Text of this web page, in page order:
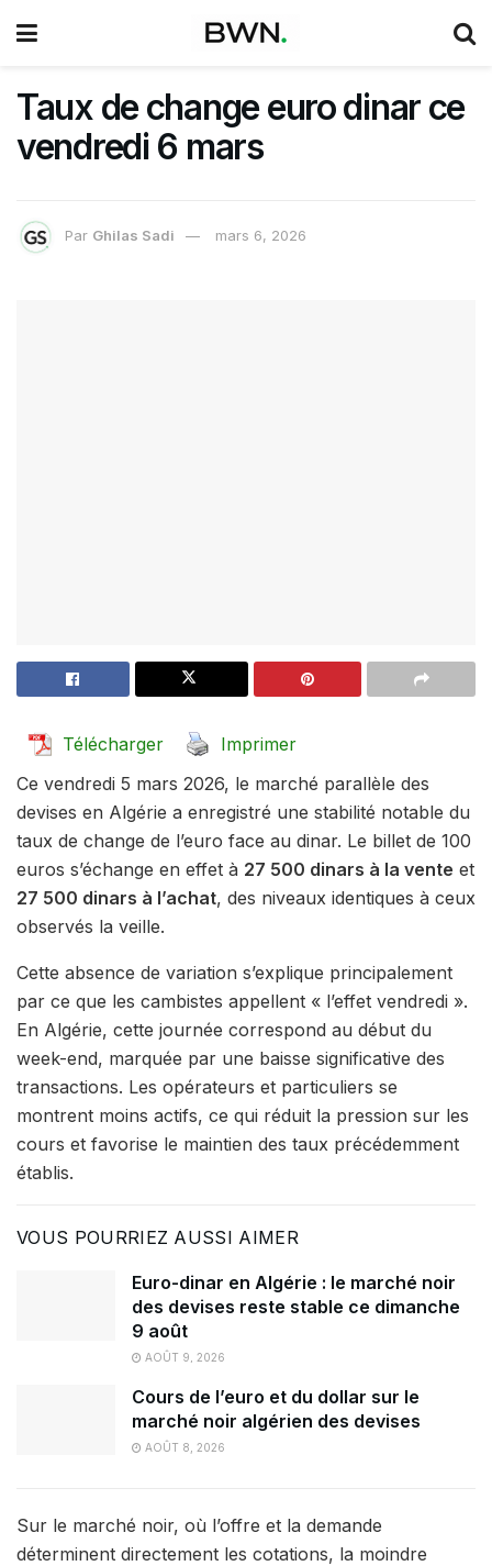
Taux de change euro dinar ce
vendredi 6 mars
Par Ghilas Sadi mars 6, 2026
Télécharger
Imprimer
Ce vendredi 5 mars 2026, le marché parallèle des
devises en Algérie a enregistré une stabilité notable du
taux de change de l’euro face au dinar. Le billet de 100
euros s’échange en effet à 27 500 dinars à la vente et
27 500 dinars à l’achat, des niveaux identiques à ceux
observés la veille.
Cette absence de variation s’explique principalement
par ce que les cambistes appellent « l’effet vendredi ».
En Algérie, cette journée correspond au début du
week-end, marquée par une baisse significative des
transactions. Les opérateurs et particuliers se
montrent moins actifs, ce qui réduit la pression sur les
cours et favorise le maintien des taux précédemment
établis.
VOUS POURRIEZ AUSSI AIMER
Euro-dinar en Algérie : le marché noir
des devises reste stable ce dimanche
9 août
AOÛT 9, 2026
Cours de l’euro et du dollar sur le
marché noir algérien des devises
AOÛT 8, 2026
Sur le marché noir, où l’offre et la demande
déterminent directement les cotations, la moindre